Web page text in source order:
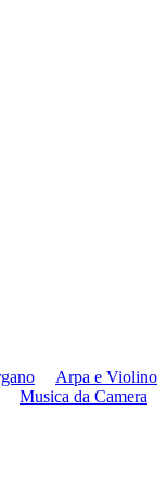
Arpa e Violino
Musica da Camera